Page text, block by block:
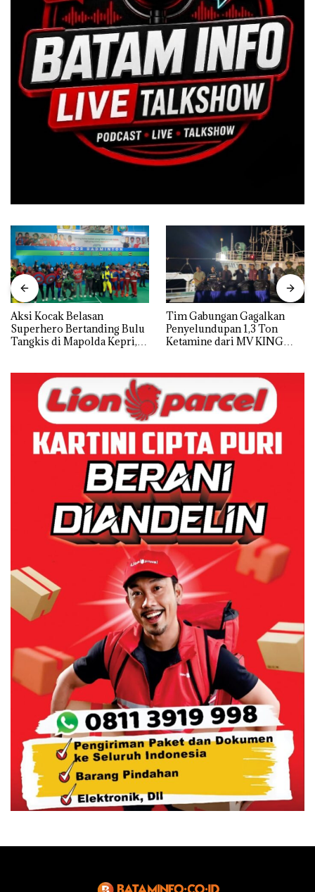
Aksi Kocak Belasan
Superhero Bertanding Bulu
Tangkis di Mapolda Kepri,
Tim Gabungan Gagalkan
Penyelundupan 1,3 Ton
Ketamine dari MV KING